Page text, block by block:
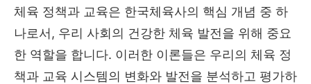
체육 정책과 교육은 한국체육사의 핵심 개념 중 하
나로서, 우리 사회의 건강한 체육 발전을 위해 중요
한 역할을 합니다. 이러한 이론들은 우리의 체육 정
책과 교육 시스템의 변화와 발전을 분석하고 평가하